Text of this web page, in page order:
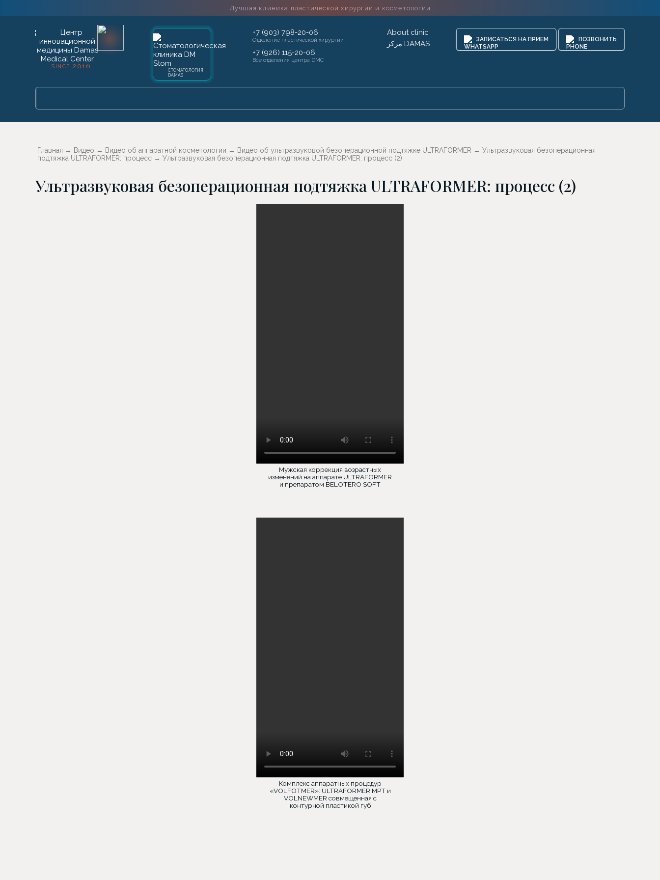
Лучшая клиника пластической хирургии и косметологии
SINCE 2016
СТОМАТОЛОГИЯ
DAMAS
+7 (903) 798-20-06
Отделение пластической хирургии
+7 (926) 115-20-06
Все отделения центра DMC
About clinic
مركز DAMAS
ЗАПИСАТЬСЯ НА ПРИЕМ ПОЗВОНИТЬ
Главная → Видео → Видео об аппаратной косметологии → Видео об ультразвуковой безоперационной подтяжке ULTRAFORMER → Ультразвуковая безоперационная
подтяжка ULTRAFORMER: процесс → Ультразвуковая безоперационная подтяжка ULTRAFORMER: процесс (2)
Ультразвуковая безоперационная подтяжка ULTRAFORMER: процесс (2)
Мужская коррекция возрастных
изменений на аппарате ULTRAFORMER
и препаратом BELOTERO SOFT
Комплекс аппаратных процедур
«VOLFOTMER»: ULTRAFORMER MPT и
VOLNEWMER совмещенная с
контурной пластикой губ